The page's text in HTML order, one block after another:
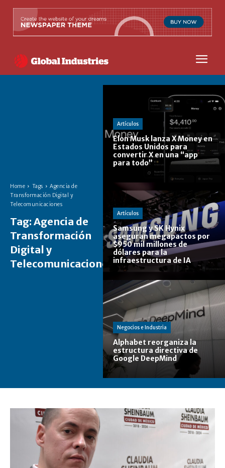
Home Tags
Agencia de
Transformación Digital y
Telecomunicaciones
Tag: Agencia de
Transformación
Digital y
Telecomunicaciones
Artículos
Elon Musk lanza X Money en
Estados Unidos para
convertir X en una “app
para todo”
Artículos
Samsung y SK Hynix
aseguran megapactos por
$950 mil millones de
dólares para la
infraestructura de IA
Negocios e Industria
Alphabet reorganiza la
estructura directiva de
Google DeepMind